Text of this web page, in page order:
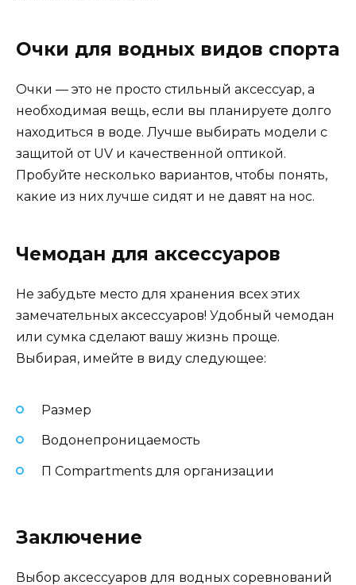
Очки для водных видов спорта
Очки — это не просто стильный аксессуар, а
необходимая вещь, если вы планируете долго
находиться в воде. Лучше выбирать модели с
защитой от UV и качественной оптикой.
Пробуйте несколько вариантов, чтобы понять,
какие из них лучше сидят и не давят на нос.
Чемодан для аксессуаров
Не забудьте место для хранения всех этих
замечательных аксессуаров! Удобный чемодан
или сумка сделают вашу жизнь проще.
Выбирая, имейте в виду следующее:
Размер
Водонепроницаемость
П Compartments для организации
Заключение
Выбор аксессуаров для водных соревнований